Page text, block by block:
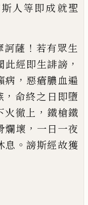
人等即成就聖
訶薩 ！ 若有眾生
此經即生誹謗 ，
病 ， 惡瘡膿血遍
， 命終之 日 即墮
火徹上 ， 鐵槍鐵
爛壞 ， 一日一夜
息 。 謗斯經故獲